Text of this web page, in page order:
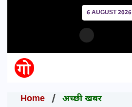
6 AUGUST 2026
Home
अच्छी खबर